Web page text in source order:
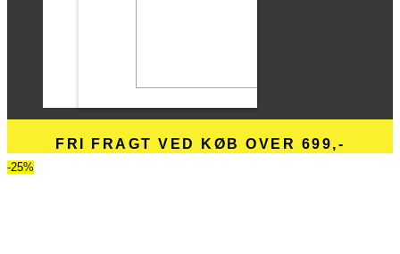
FRI FRAGT VED KØB OVER 699,-
-25%